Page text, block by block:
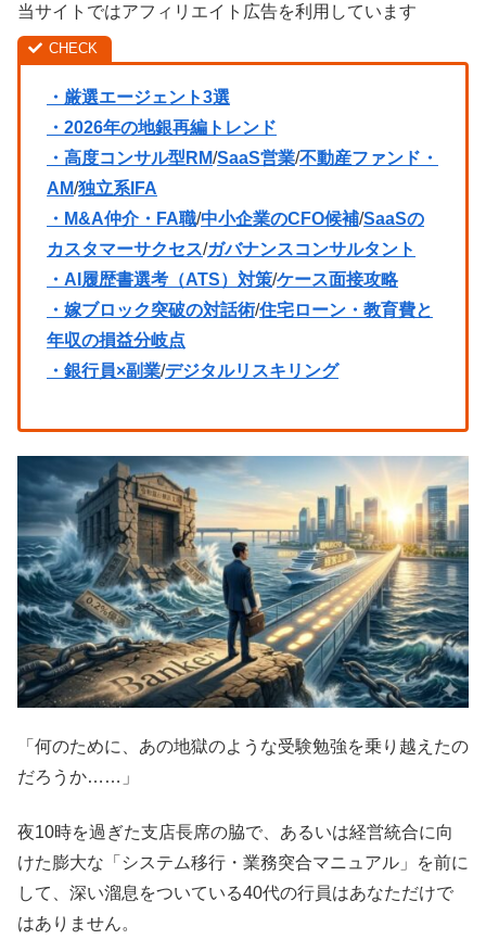
当サイトではアフィリエイト広告を利用しています
・厳選エージェント3選
・2026年の地銀再編トレンド
・高度コンサル型RM/SaaS営業/不動産ファンド・
AM/独立系IFA
・M&A仲介・FA職/中小企業のCFO候補/SaaSの
カスタマーサクセス/ガバナンスコンサルタント
・AI履歴書選考（ATS）対策/ケース面接攻略
・嫁ブロック突破の対話術/住宅ローン・教育費と
年収の損益分岐点
・銀行員×副業/デジタルリスキリング
「何のために、あの地獄のような受験勉強を乗り越えたの
だろうか……」
夜10時を過ぎた支店長席の脇で、あるいは経営統合に向
けた膨大な「システム移行・業務突合マニュアル」を前に
して、深い溜息をついている40代の行員はあなただけで
はありません。